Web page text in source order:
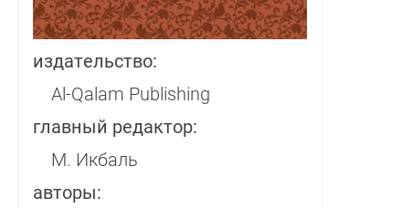
издательство:
Al-Qalam Publishing
главный редактор:
М. Икбаль
авторы: